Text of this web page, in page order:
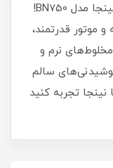
تجربه‌ای نوین در آشپزی با مخلوط کن نینجا مدل BN750!
موتور قدرتمند،
مخلوط‌های نرم و
سالم
تجربه کنید